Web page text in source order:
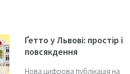
Ґетто у Львові: простір і
повсякдення
Нова цифрова публікація на